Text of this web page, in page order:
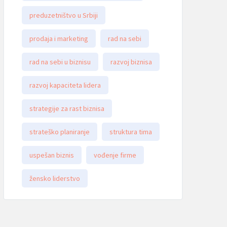
preduzetništvo u Srbiji
prodaja i marketing rad na sebi
rad na sebi u biznisu razvoj biznisa
razvoj kapaciteta lidera
strategije za rast biznisa
strateško planiranje struktura tima
uspešan biznis vođenje firme
žensko liderstvo